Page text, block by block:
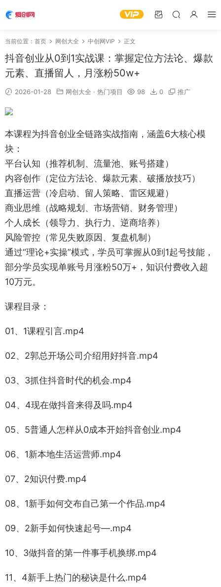
当前位置： 首页 网创大全 中创网VIP 正文
抖音创业从0到1实战课：掌握定位方法论、爆款
元素、直播留人，月涨粉50w+
2026-01-28 网创大全 · 热门项目 98 0 推广
本课程为抖音创业全链路实战指南，涵盖6大核心模
块：
平台认知（推荐机制、流量池、账号搭建）
内容创作（定位方法论、爆款元素、破播放技巧）
直播运营（冷启动、留人策略、雷区规避）
商业思维（战略规划、市场营销、财务管理）
个人成长（领导力、执行力、逆商培养）
风险管控（常见失败原因、复盘机制）
通过“理论+实操”模式，学员可掌握从0到1起号技能，
部分学员实现单账号月涨粉50万+，知识付费收入超
10万元。
课程目录：
01、1课程引言.mp4
02、2郭总开场公司介绍用好抖音.mp4
03、3抓住抖音时代的机会.mp4
04、4现在做抖音来得及吗.mp4
05、5普通人怎样从0成本开始抖音创业.mp4
06、1新本地生活运营师.mp4
07、2知识付费.mp4
08、1新手如何交布自己第一个作品.mp4
09、2新手如何快速起号—.mp4
10、3做抖音的第一件事手机换绑.mp4
11、4新手上热门的秘诀是什么.mp4